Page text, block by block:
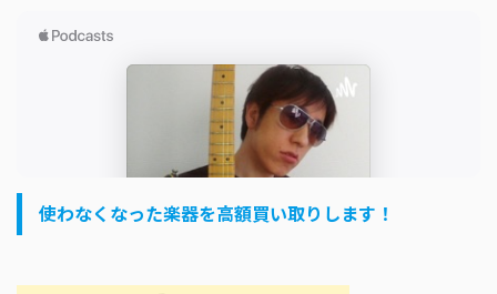
使わなくなった楽器を高額買い取りします！